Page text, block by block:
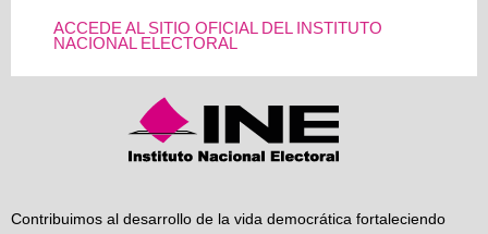
ACCEDE AL SITIO OFICIAL DEL INSTITUTO
NACIONAL ELECTORAL
Contribuimos al desarrollo de la vida democrática fortaleciendo